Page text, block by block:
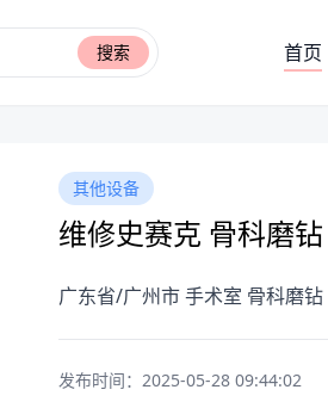
搜索 首页
其他设备
维修史赛克 骨科磨
广东省/广州市 手术室 骨科磨
发布时间：2025-05-28 09:44:02